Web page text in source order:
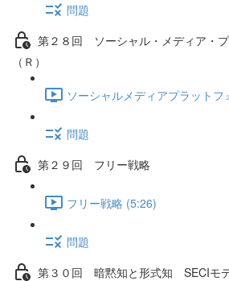
問題
第２８回 ソーシャル・メディア・
（Ｒ）
ソーシャルメディアプラット
問題
第２９回 フリー戦略
フリー戦略 (5:26)
問題
第３０回 暗黙知と形式知 SECIモ